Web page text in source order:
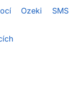
Ozeki SMS